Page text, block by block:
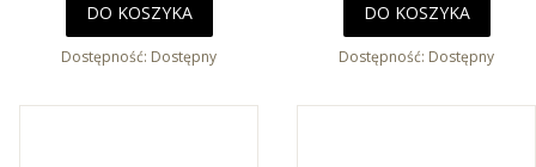
DO KOSZYKA
Dostępność: Dostępny
DO KOSZYKA
Dostępność: Dostępny